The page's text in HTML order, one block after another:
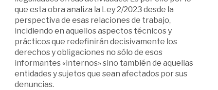
que esta obra analiza la Ley 2/2023 desde la
perspectiva de esas relaciones de trabajo,
incidiendo en aquellos aspectos técnicos y
prácticos que redefinirán decisivamente los
derechos y obligaciones no sólo de esos
informantes «internos» sino también de aquellas
entidades y sujetos que sean afectados por sus
denuncias.